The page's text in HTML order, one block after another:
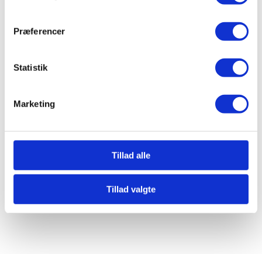
Præferencer
Statistik
Marketing
Tillad alle
Tillad valgte